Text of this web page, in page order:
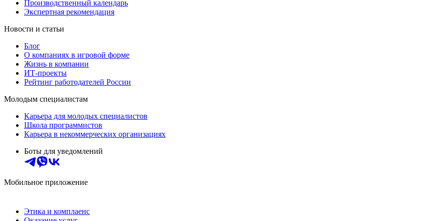
Производственный календарь
Экспертная рекомендация
Новости и статьи
Блог
О компаниях в игровой форме
Жизнь в компании
ИТ-проекты
Рейтинг работодателей России
Молодым специалистам
Карьера для молодых специалистов
Школа программистов
Карьера в некоммерческих организациях
Боты для уведомлений
Мобильное приложение
Этика и комплаенс